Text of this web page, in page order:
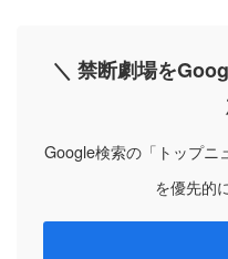
＼ 禁断劇場を
Google検索の「トップニ
を優先的